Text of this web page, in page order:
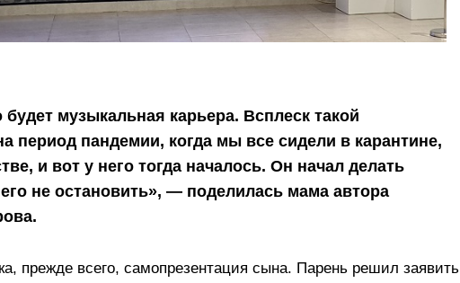
музыкальная карьера. Всплеск такой
период пандемии, когда мы все сидели в карантине,
и вот у него тогда началось. Он начал делать
не остановить», — поделилась мама автора
прежде всего, самопрезентация сына. Парень решил заявить